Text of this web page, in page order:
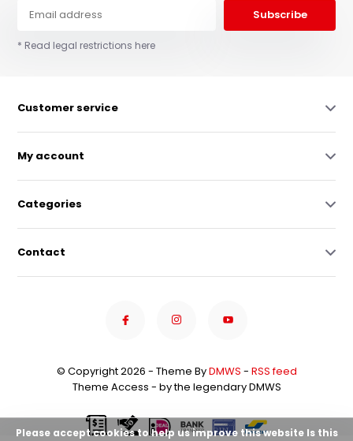
Subscribe
* Read legal restrictions here
Customer service
My account
Categories
Contact
© Copyright 2026 - Theme ByDMWS - RSS feed
Theme Access - by the legendary DMWS
Please accept cookies to help us improve this website Is this